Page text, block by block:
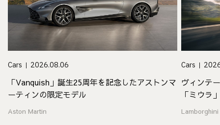
Cars 2026.08.06
「Vanquish」誕生25周年を記念したアストンマ
ーティンの限定モデル
Aston Martin
Cars
ヴィンテ
「ミウラ
Lamborghini